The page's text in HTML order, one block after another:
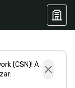
(CSN)! A